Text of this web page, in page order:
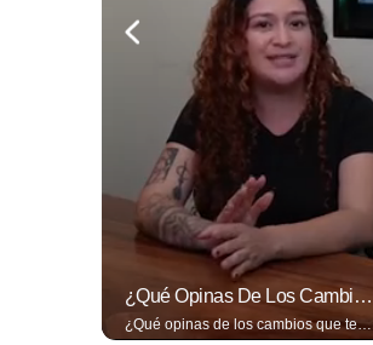
¿Qué Opinas De Los Cambios Que Tendrá Este Proyecto?
¿Qué opinas de los cambios que tendrá este proyecto? Jardines verticales, ciclovía y accesos inclusivos destacan entre las novedades del viaducto Los Chorros. Lee más 👉 eldiariodehoy.com